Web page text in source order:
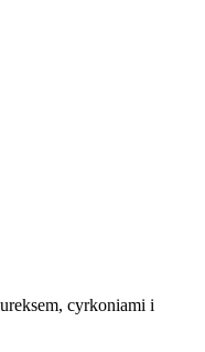
cyrkoniami i